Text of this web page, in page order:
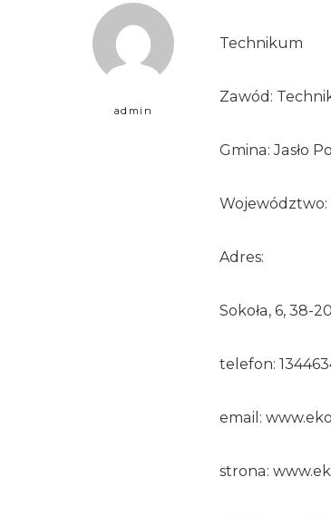
admin
Technikum
Zawód:
Gmina: Jasło
Województwo:
Adres:
Sokoła, 6, 38-
telefon:
email:
strona: